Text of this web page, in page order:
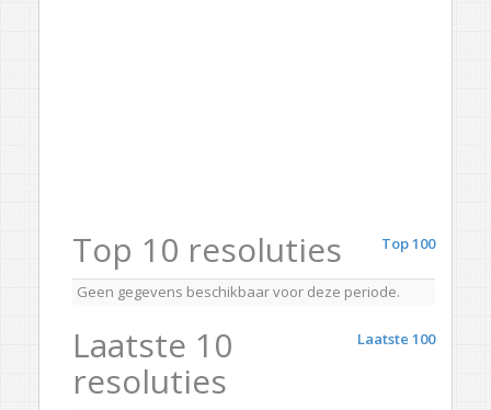
Top 100
Top 10 resoluties
Geen gegevens beschikbaar voor deze periode.
Laatste 100
Laatste 10
resoluties